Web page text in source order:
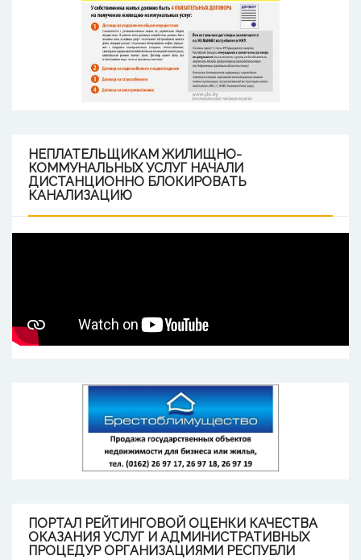
НЕПЛАТЕЛЬЩИКАМ ЖИЛИЩНО-
КОММУНАЛЬНЫХ УСЛУГ НАЧАЛИ
ДИСТАНЦИОННО БЛОКИРОВАТЬ
КАНАЛИЗАЦИЮ
ПОРТАЛ РЕЙТИНГОВОЙ ОЦЕНКИ КАЧЕСТВА
ОКАЗАНИЯ УСЛУГ И АДМИНИСТРАТИВНЫХ
ПРОЦЕДУР ОРГАНИЗАЦИЯМИ РЕСПУБЛИ